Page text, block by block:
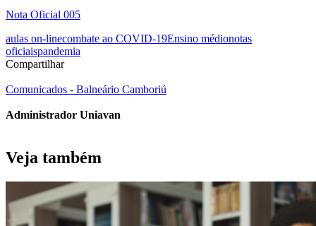
Nota Oficial 005
aulas on-linecombate ao COVID-19Ensino médionotas
oficiaispandemia
Compartilhar
Comunicados - Balneário Camboriú
Administrador Uniavan
Veja também